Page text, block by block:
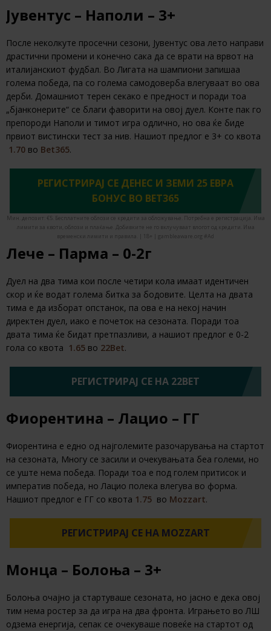
Јувентус – Наполи – 3+
После неколкуте просечни сезони, Јувентус ова лето направи
драстични промени и конечно сака да се врати на врвот на
италијанскиот фудбал. Во Лигата на шампиони запишаа
голема победа, па со голема самодоверба влегуваат во ова
дерби. Домашниот терен секако е предност и поради тоа
„бјанконерите“ се благи фаворити на овој дуел. Конте пак го
препороди Наполи и тимот игра одлично, но ова ќе биде
првиот вистински тест за нив. Нашиот предлог е 3+ со квота
1.70 во Bet365.
РЕГИСТРИРАЈ СЕ ДЕНЕС И ЗЕМИ 25 ЕВРА
БОНУС ВО BET365
Мин. депозит: €5. Бесплатните облози се кредити за обложување. Потребна е регистрација. Има
лимити за квоти, облози и плаќање. Добивките не го вклучуваат влогот од кредити. Има
временски лимити и правила. | 18+ | gambleaware.org #Ad
Лече – Парма – 0-2г
Дуел на два тима кои после четири кола имаат идентичен
скор и ќе водат голема битка за бодовите. Целта на двата
тима е да изборат опстанок, па ова е на некој начин
директен дуел, иако е почеток на сезоната. Поради тоа
двата тима ќе бидат претпазливи, а нашиот предлог е 0-2
гола со квота 1.65 во 22Bet.
РЕГИСТРИРАЈ СЕ НА 22BET
Фиорентина – Лацио – ГГ
Фиорентина е едно од најголемите разочарувања на стартот
на сезоната, Многу се засили и очекувањата беа големи, но
се уште нема победа. Поради тоа е под голем притисок и
императив победа, но Лацио полека влегува во форма.
Нашиот предлог е ГГ со квота 1.75 во Mozzart.
РЕГИСТРИРАЈ СЕ НА MOZZART
Монца – Болоња – 3+
Болоња очајно ја стартуваше сезоната, но јасно е дека овој
тим нема ростер за да игра на два фронта. Играњето во ЛШ
одзема енергија, сепак се очекуваше повеќе на стартот од